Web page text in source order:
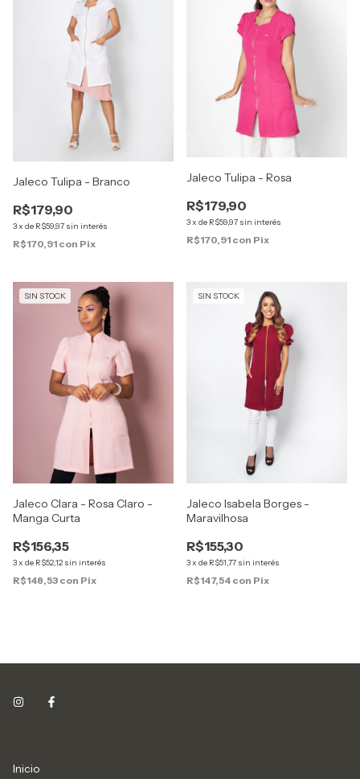
Jaleco Tulipa - Branco
R$179,90
3x de R$59,97 sin interés
R$170,91 con Pix
Jaleco Tulipa - Rosa
R$179,90
3x de R$59,97 sin interés
R$170,91 con Pix
SIN STOCK
Jaleco Clara - Rosa Claro -
Manga Curta
R$156,35
3x de R$52,12 sin interés
R$148,53 con Pix
SIN STOCK
Jaleco Isabela Borges -
Maravilhosa
R$155,30
3x de R$51,77 sin interés
R$147,54 con Pix
Inicio